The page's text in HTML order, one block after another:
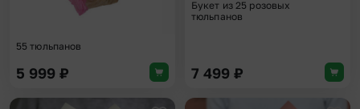
55 тюльпанов
5 999 ₽
Букет из 25 розовых
тюльпанов
7 499 ₽